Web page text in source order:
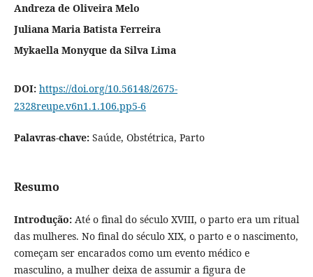
Andreza de Oliveira Melo
Juliana Maria Batista Ferreira
Mykaella Monyque da Silva Lima
DOI: https://doi.org/10.56148/2675-
2328reupe.v6n1.1.106.pp5-6
Palavras-chave: Saúde, Obstétrica, Parto
Resumo
Introdução:Até o final do século XVIII, o parto era um ritual
das mulheres. No final do século XIX, o parto e o nascimento,
começam ser encarados como um evento médico e
masculino, a mulher deixa de assumir a figura de